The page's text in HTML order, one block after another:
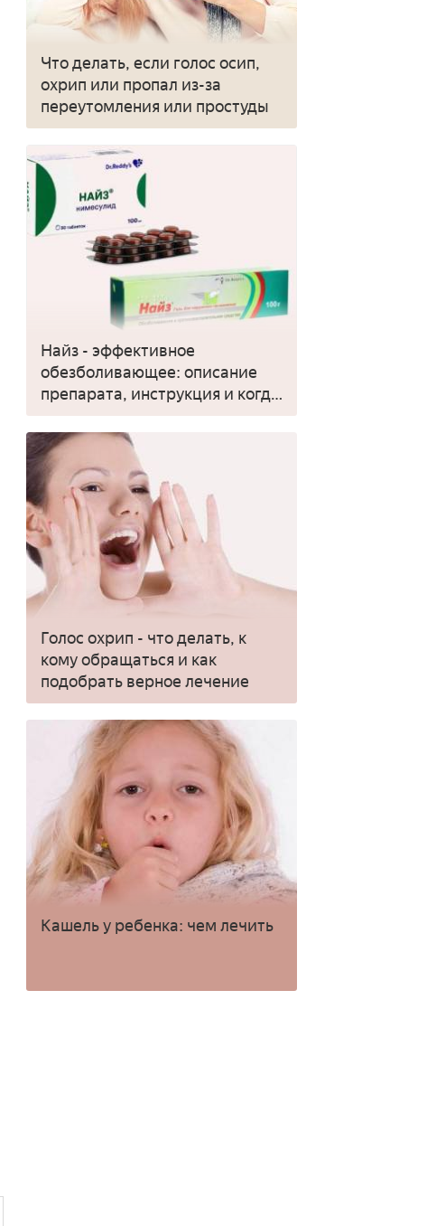
Что делать, если голос осип,
охрип или пропал из-за
переутомления или простуды
Найз - эффективное
обезболивающее: описание
препарата, инструкция и когда
применять
Голос охрип - что делать, к
кому обращаться и как
подобрать верное лечение
Кашель у ребенка: чем лечить